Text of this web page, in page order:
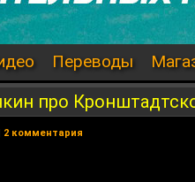
Переводы
про
2 комментария